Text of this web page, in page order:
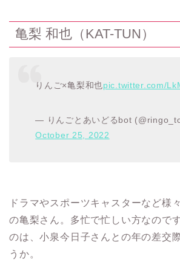
亀梨 和也（KAT-TUN）
りんご×亀梨和也pic.twitter.com/
— りんごとあいどるbot
October 25, 2022
ドラマやスポーツキャスターなど様
の亀梨さん。多忙で忙しい方なので
のは、小泉今日子さんとの年の差交
うか。